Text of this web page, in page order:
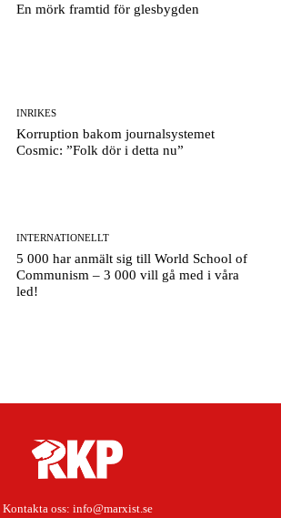
En mörk framtid för glesbygden
INRIKES
Korruption bakom journalsystemet
Cosmic: ”Folk dör i detta nu”
INTERNATIONELLT
5 000 har anmält sig till World School of
Communism – 3 000 vill gå med i våra
led!
Kontakta oss: info@marxist.se